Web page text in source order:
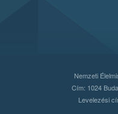
Nemzeti
Cím: 1024
Levelezési